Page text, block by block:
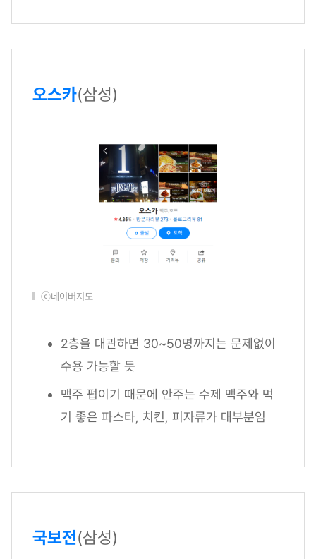
오스카(삼성)
ⓒ네이버지도
2층을 대관하면 30~50명까지는 문제없이
수용 가능할 듯
맥주 펍이기 때문에 안주는 수제 맥주와 먹
기 좋은 파스타, 치킨, 피자류가 대부분임
국보전(삼성)